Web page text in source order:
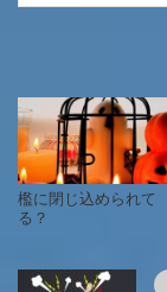
檻に閉じ込められて
る？